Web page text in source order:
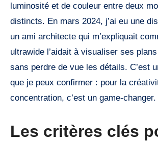
luminosité et de couleur entre deux
distincts. En mars 2024, j’ai eu une
un ami architecte qui m’expliquait
ultrawide l’aidait à visualiser ses
sans perdre de vue les détails. C’est
que je peux confirmer : pour la
concentration, c’est un game-changer.
Les critères clés